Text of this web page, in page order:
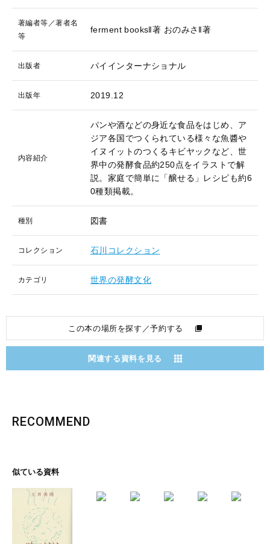
著編者等／著者名
等
ferment books‖著 おのみさ‖著
出版者 パイインターナショナル
出版年 2019.12
内容紹介
パンや酒などの身近な食品をはじめ、ア
ジア各国でつくられている様々な魚醬や
イヌイットのつくるキビヤックなど、世
界中の発酵食品約250点をイラストで解
説。家庭で簡単に「醸せる」レシピも約6
0種類掲載。
種別 図書
コレクション 石川コレクション
カテゴリ 世界の発酵文化
この本の場所を探す／予約する
関連する資料を見る
RECOMMEND
似ている資料